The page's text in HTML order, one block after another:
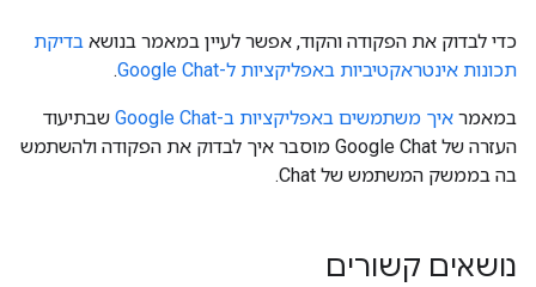
כדי לבדוק את הפקודה והקוד, אפשר לעיין במאמר בנושא בדיקת
תכונות אינטראקטיביות באפליקציות ל-Google Chat
.
במאמר איך משתמשים באפליקציות ב-Google Chat
שבתיעוד
העזרה של Google Chat מוסבר איך לבדוק את הפקודה ולהשתמש
בה בממשק המשתמש של Chat.
נושאים קשורים